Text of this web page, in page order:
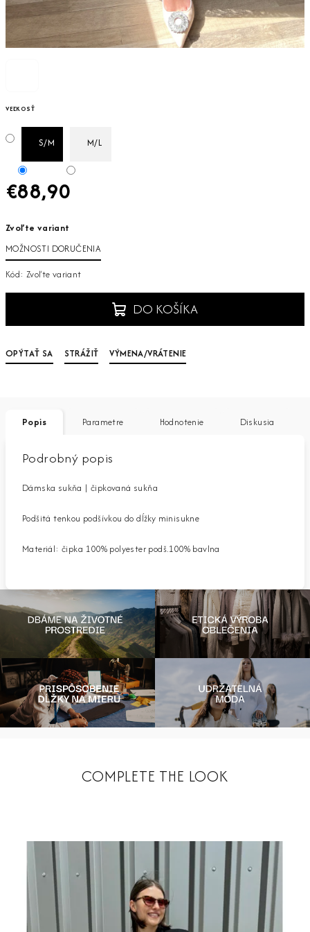
VEĽKOSŤ
S/M M/L
€88,90
cena:
Zvoľte variant
MOŽNOSTI DORUČENIA
Kód: Zvoľte variant
DO KOŠÍKA
OPÝTAŤ SA STRÁŽIŤ VÝMENA/VRÁTENIE
Popis Parametre Hodnotenie Diskusia
Podrobný popis
Dámska sukňa | čipkovaná sukňa
Podšitá tenkou podšívkou do dĺžky minisukne
Materiál: čipka 100% polyester podš.100% bavlna
COMPLETE THE LOOK